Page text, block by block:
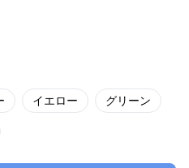
イエロー グリーン